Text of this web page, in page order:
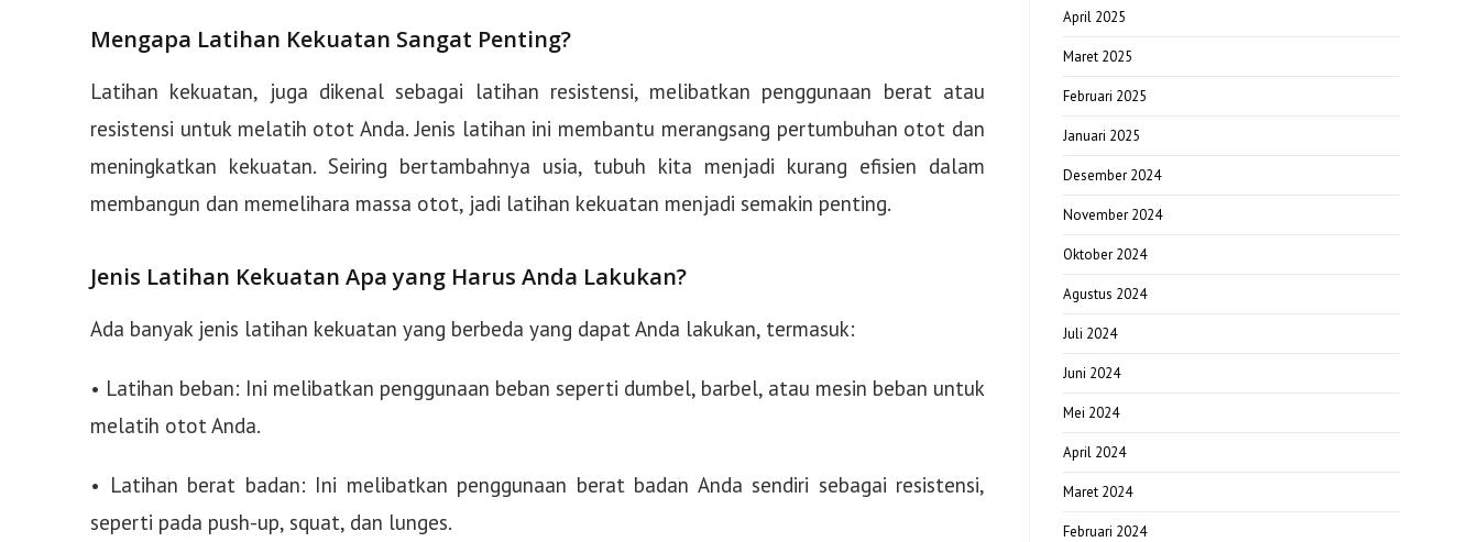
Mengapa Latihan Kekuatan Sangat Penting?
Latihan kekuatan, juga dikenal sebagai latihan resistensi, melibatkan penggunaan berat atau
resistensi untuk melatih otot Anda. Jenis latihan ini membantu merangsang pertumbuhan otot dan
meningkatkan kekuatan. Seiring bertambahnya usia, tubuh kita menjadi kurang efisien dalam
membangun dan memelihara massa otot, jadi latihan kekuatan menjadi semakin penting.
Jenis Latihan Kekuatan Apa yang Harus Anda Lakukan?
Ada banyak jenis latihan kekuatan yang berbeda yang dapat Anda lakukan, termasuk:
• Latihan beban: Ini melibatkan penggunaan beban seperti dumbel, barbel, atau mesin beban untuk
melatih otot Anda.
• Latihan berat badan: Ini melibatkan penggunaan berat badan Anda sendiri sebagai resistensi,
seperti pada push-up, squat, dan lunges.
April 2025
Maret 2025
Februari 2025
Januari 2025
Desember 2024
November 2024
Oktober 2024
Agustus 2024
Juli 2024
Juni 2024
Mei 2024
April 2024
Maret 2024
Februari 2024